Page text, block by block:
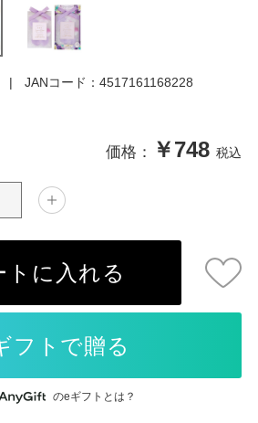
JANコード： 4517161168228
価格： ￥748 税込
トに入れる
のeギフトとは？